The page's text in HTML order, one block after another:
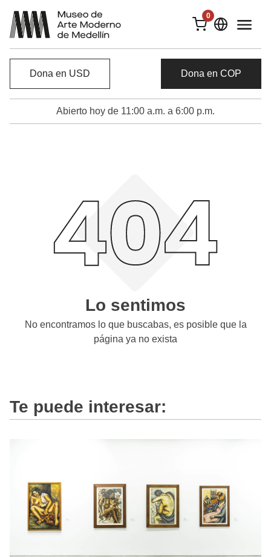
0
Dona en USD Dona en COP
Abierto hoy de 11:00 a.m. a 6:00 p.m.
Lo sentimos
No encontramos lo que buscabas, es posible que la
página ya no exista
Te puede interesar: